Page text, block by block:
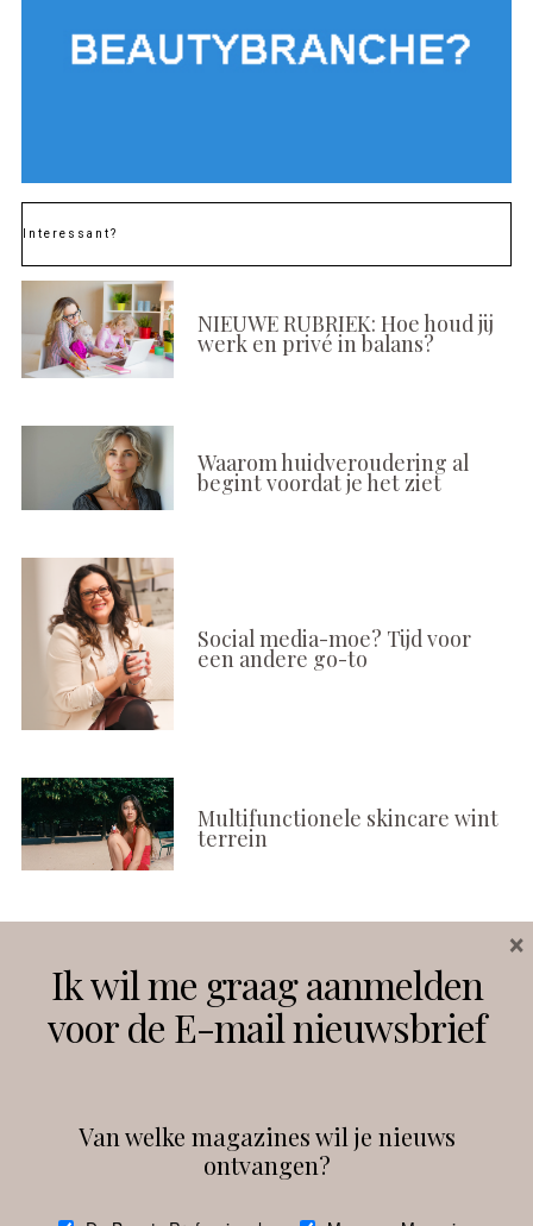
Interessant?
NIEUWE RUBRIEK: Hoe houd jij
werk en privé in balans?
Waarom huidveroudering al
begint voordat je het ziet
Social media-moe? Tijd voor
een andere go-to
Multifunctionele skincare wint
terrein
Instagram Facebook
debeautyprofessional
Ik wil me graag aanmelden
voor de E-mail nieuwsbrief
Van welke magazines wil je nieuws
ontvangen?
×